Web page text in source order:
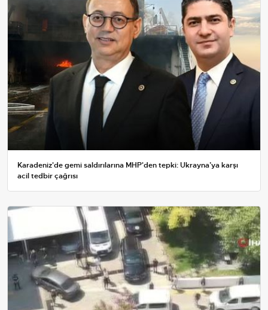
Karadeniz'de gemi saldırılarına MHP'den tepki: Ukrayna’ya karşı
acil tedbir çağrısı